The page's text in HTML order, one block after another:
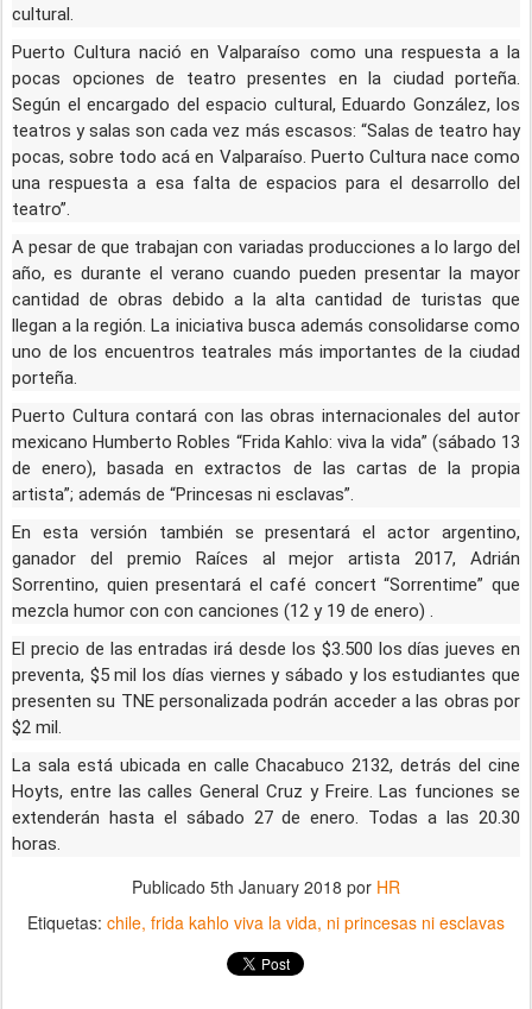
cultural.
Puerto Cultura nació en Valparaíso como una respuesta a la
pocas opciones de teatro presentes en la ciudad porteña.
Según el encargado del espacio cultural, Eduardo González, los
teatros y salas son cada vez más escasos: “Salas de teatro hay
pocas, sobre todo acá en Valparaíso. Puerto Cultura nace como
una respuesta a esa falta de espacios para el desarrollo del
teatro”.
A pesar de que trabajan con variadas producciones a lo largo del
año, es durante el verano cuando pueden presentar la mayor
cantidad de obras debido a la alta cantidad de turistas que
llegan a la región. La iniciativa busca además consolidarse como
uno de los encuentros teatrales más importantes de la ciudad
porteña.
Puerto Cultura contará con las obras internacionales del autor
mexicano Humberto Robles “Frida Kahlo: viva la vida” (sábado 13
de enero), basada en extractos de las cartas de la propia
artista”; además de “Princesas ni esclavas”.
En esta versión también se presentará el actor argentino,
ganador del premio Raíces al mejor artista 2017, Adrián
Sorrentino, quien presentará el café concert “Sorrentime” que
mezcla humor con con canciones (12 y 19 de enero) .
El precio de las entradas irá desde los $3.500 los días jueves en
preventa, $5 mil los días viernes y sábado y los estudiantes que
presenten su TNE personalizada podrán acceder a las obras por
$2 mil.
La sala está ubicada en calle Chacabuco 2132, detrás del cine
Hoyts, entre las calles General Cruz y Freire. Las funciones se
extenderán hasta el sábado 27 de enero. Todas a las 20.30
horas.
Publicado 5th January 2018 por HR
Etiquetas: chile frida kahlo viva la vida ni princesas ni esclavas